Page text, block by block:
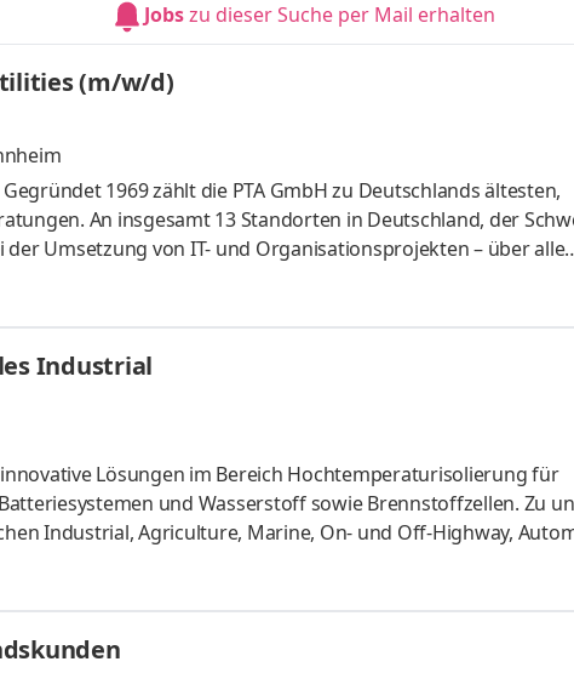
Jobszu dieser Suche per Mail erhalten
(m/w/d)
1969 zählt die PTA GmbH zu Deutschlands ältesten,
An insgesamt 13 Standorten in Deutschland, der
Umsetzung von IT- und Organisationsprojekten – über alle
und herstellerunabhängig. Dabei integrieren wir KI-
– mit fachlicher Sorgfalt, kritischem Blick und der
Beratungsalltags ist. Wir setzen auf flache Hierarchien
Industrial
Lösungen im Bereich Hochtemperaturisolierung für
und Wasserstoff sowie Brennstoffzellen. Zu
Industrial, Agriculture, Marine, On- und Off-Highway,
unsere internationale Technologie- und
wir zum nächstmöglichen Zeitpunkt eine:n: Key Account
und Akquisition von Neukunden sowie Ausbau
von Kunde